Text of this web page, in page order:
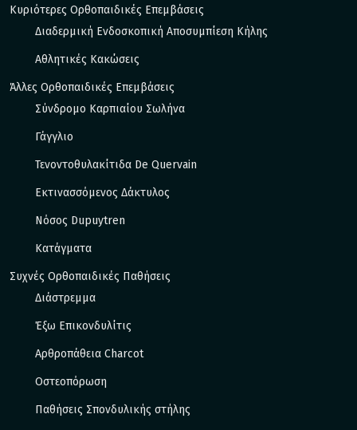
Κυριότερες Ορθοπαιδικές Επεμβάσεις
Διαδερμική Ενδοσκοπική Αποσυμπίεση Κήλης
Αθλητικές Κακώσεις
Άλλες Ορθοπαιδικές Επεμβάσεις
Σύνδρομο Καρπιαίου Σωλήνα
Γάγγλιο
Τενοντοθυλακίτιδα De Quervain
Εκτινασσόμενος Δάκτυλος
Νόσος Dupuytren
Κατάγματα
Συχνές Ορθοπαιδικές Παθήσεις
Διάστρεμμα
Έξω Eπικονδυλίτις
Αρθροπάθεια Charcot
Οστεοπόρωση
Παθήσεις Σπονδυλικής στήλης